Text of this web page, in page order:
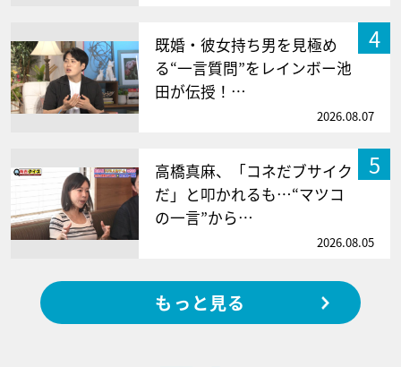
4
既婚・彼女持ち男を見極め
る“一言質問”をレインボー池
田が伝授！…
2026.08.07
5
高橋真麻、「コネだブサイク
だ」と叩かれるも…“マツコ
の一言”から…
2026.08.05
もっと見る